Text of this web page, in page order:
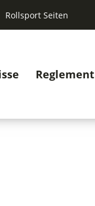
Rollsport Seiten
Reglement